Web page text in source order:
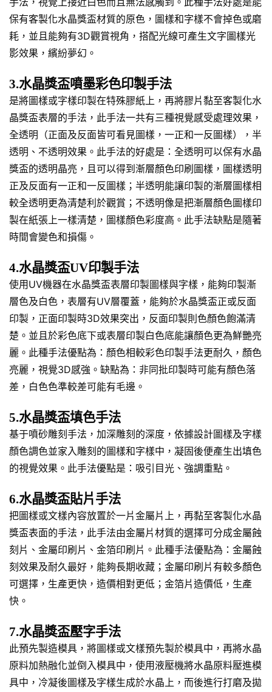
保有客製化水晶獎盃材質的原色，圖樣和字樣不會掉色或磨
耗，並且能夠有3D觀賞視角，搭配光線可產生文字圖樣光
影效果，繽紛夢幻。
3.水晶獎盃噴墨彩色印製手法
是將圖樣或字樣印製在特殊膠紙上，再將膠片黏至客製化水
晶獎盃表層的手法，此手法一共有三種視覺感受處理效果，
全透明（正面及反面皆可看見圖樣，一正和一反圖樣），半
透明、不透明效果。此手法的好處是：全透明可以保有水晶
獎盃的透明晶亮，且可以得到漸層顏色印刷圖樣，圖樣透明
正及反面有一正和一反圖樣；半透明能讓印製的漸層圖樣相
較全透明更為清楚利於觀賞；不透明像是把漸層顏色圖樣印
製在紙張上一樣清楚，圖樣顏色彩度高。此手法缺點是隨著
時間會變色和損傷。
4.水晶獎盃UV印製手法
使用UV機器在水晶獎盃表層印製圖樣與字樣，能夠印製漸
層色及白色，表層有UV層覆蓋，能夠於水晶獎盃正或反面
印製，正面印製時3D效果突出，反面印製則色顏色飽滿清
楚。並且於彩色底下或表層印製白色底能讓顏色更為鮮艷亮
麗。此種手法優點為：顏色相較彩色印製手法更耐久，顏色
亮麗，視覺3D感強。缺點為：非同批印製時可能有顏色落
差，白色色準較差可能有毛邊。
5.水晶獎盃填色手法
基于噴砂雕刻手法，加深雕刻的深度，依據設計圖樣及字樣
顏色調色並家入雕刻的圖樣和字樣中，凝固後便產生出填色
的視覺效果。此手法優點是：吸引目光、強調重點。
6.水晶獎盃貼片手法
把圖樣或文樣內容放置於一片金屬片上，再黏至客製化水晶
獎盃表面的手法，此手法由金屬片材質的選擇可分成金屬蝕
刻片、金屬印刷片、金箔印刷片。此種手法優點為：金屬蝕
刻效果及耐久最好，能夠長期收藏；金屬印刷片有較多顏色
可選擇，生產更快，造價相對更低；金箔片造價低，生產
快。
7.水晶獎盃壓字手法
此預先製造模具，將圖樣或文樣預先製於模具中，再將水晶
原料加熱融化並倒入模具中，使用液壓機將水晶原料壓進模
具中，冷凝後圖樣及字樣生成於水晶上，而後進行打磨及拋